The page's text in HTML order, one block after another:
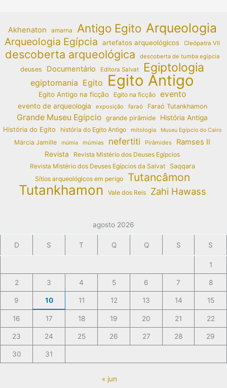
Akhenaton amarna Antigo Egito Arqueologia
Arqueologia Egípcia artefatos arqueológicos Cleópatra VII
descoberta arqueológica descoberta de tumba egípcia
deuses Documentário Editora Salvat Egiptologia
egiptomania Egito Egito Antigo
Egito Antigo na ficção Egito na ficção evento
evento de arqueologia exposição faraó Faraó Tutankhamon
Grande Museu Egípcio grande pirâmide
História Antiga
História do Egito
história do Egito Antigo mitologia Museu Egípcio do Cairo
Márcia Jamille múmia múmias nefertiti Pirâmides Ramses II
Revista
Revista Mistério dos Deuses Egípcios
Revista Mistério dos Deuses Egípcios da Salvat
Saqqara
Sítios arqueológicos em perigo
Tutancâmon
Tutankhamon Vale dos Reis Zahi Hawass
agosto 2026
D S T Q Q S S
1
2 3 4 5 6 7 8
9 10 11 12 13 14 15
16 17 18 19 20 21 22
23 24 25 26 27 28 29
30 31
« jun